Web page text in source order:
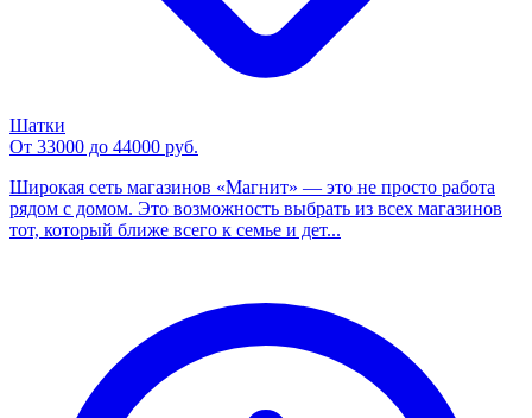
Шатки
От 33000 до 44000 руб.
Широкая сеть магазинов «Магнит» — это не просто работа
рядом с домом. Это возможность выбрать из всех магазинов
тот, который ближе всего к семье и дет...